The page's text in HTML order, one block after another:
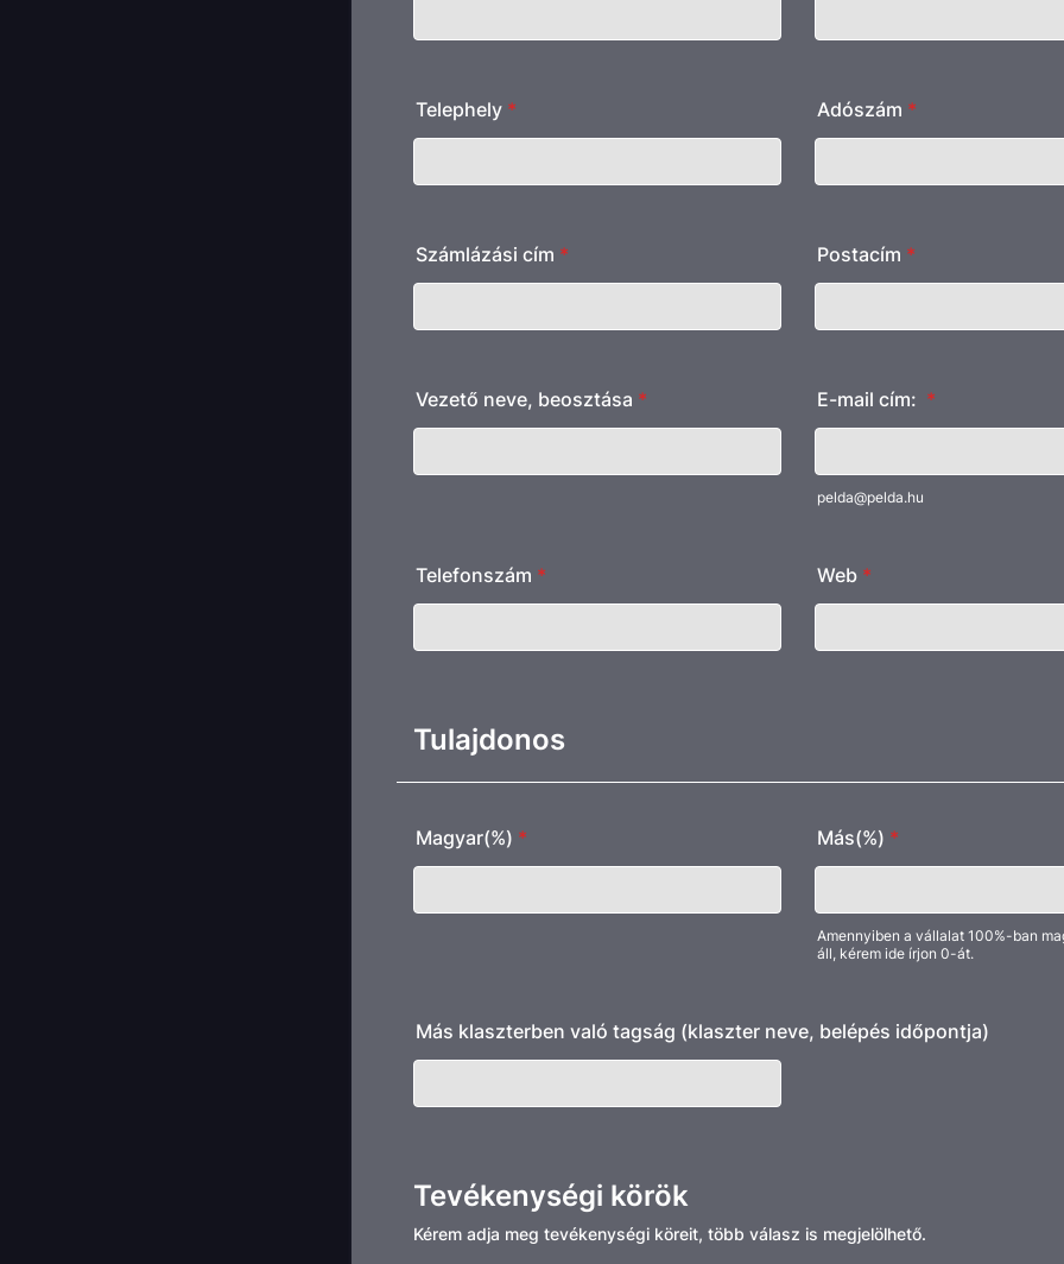
Telephely * Adószám *
Számlázási cím * Postacím *
Vezető neve, beosztása * E-mail cím: *
pelda@pelda.hu
Telefonszám * Web *
Tulajdonos
Magyar(%) * Más(%) *
Amennyiben a vállalat 100%-ban
áll, kérem ide írjon 0-át.
Más klaszterben való tagság (klaszter neve, belépés időpontja)
Tevékenységi körök
Kérem adja meg tevékenységi köreit, több válasz is megjelölhető.